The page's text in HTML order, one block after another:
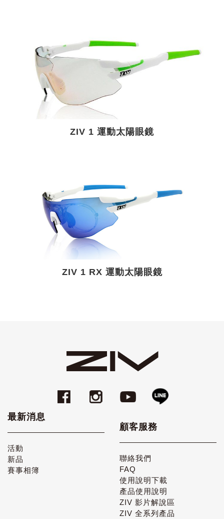
ZIV 1 運動太陽眼鏡
ZIV 1 RX 運動太陽眼鏡
最新消息
活動
新品
賽事相簿
顧客服務
聯絡我們
FAQ
使用說明下載
產品使用說明
ZIV 影片解說區
ZIV 全系列產品